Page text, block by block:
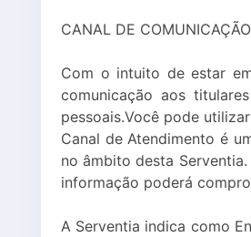
CANAL DE
Com o intuito de estar
comunicação aos
pessoais.Você pode
Canal de Atendimento é
no âmbito desta
informação poderá
A Serventia indica como